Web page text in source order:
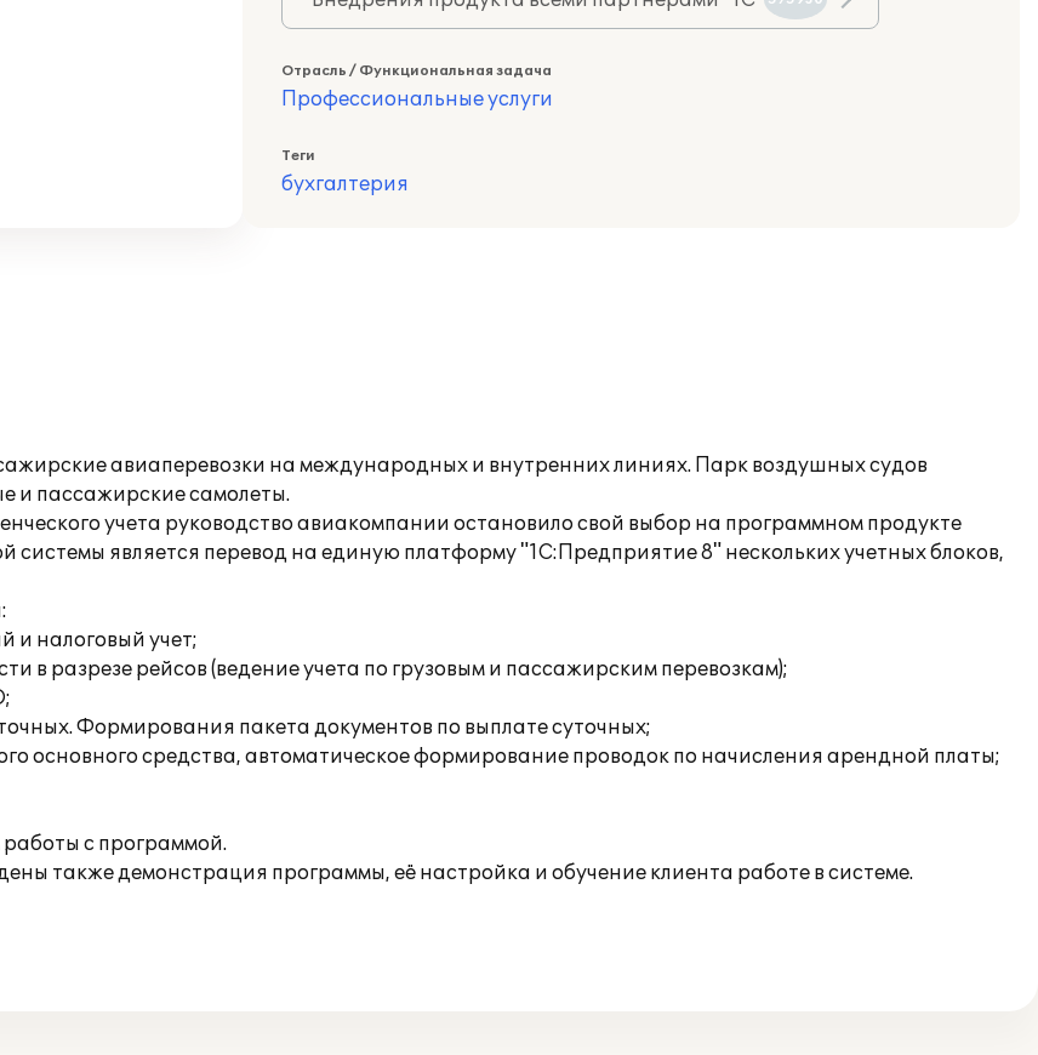
Отрасль / Функциональная задача
Профессиональные услуги
Теги
бухгалтерия
авиаперевозки на международных и внутренних линиях. Парк воздушных судов
и пассажирские самолеты.
учета руководство авиакомпании остановило свой выбор на программном продукте
является перевод на единую платформу "1С:Предприятие 8" нескольких учетных блоков,
и налоговый учет;
в разрезе рейсов (ведение учета по грузовым и пассажирским перевозкам);
Формирования пакета документов по выплате суточных;
основного средства, автоматическое формирование проводок по начисления арендной платы;
с программой.
также демонстрация программы, её настройка и обучение клиента работе в системе.